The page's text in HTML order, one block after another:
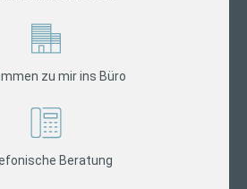
zu mir ins Büro
Beratung